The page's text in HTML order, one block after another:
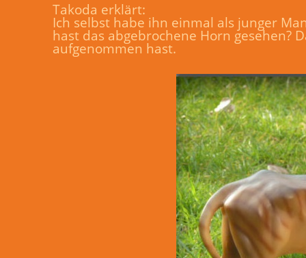
Takoda erklärt:
Ich selbst habe ihn einmal als junger
hast das abgebrochene Horn gesehen?
aufgenommen hast.